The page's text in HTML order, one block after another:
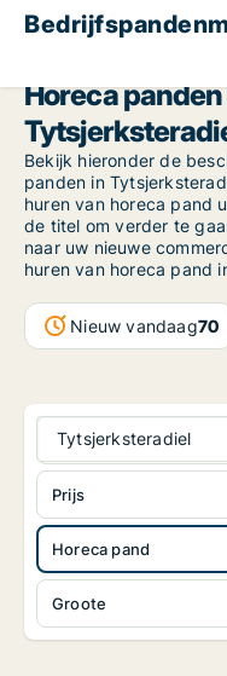
Horeca
Bekijk hieronder de
panden in
huren van horeca pand
de titel om verder te
naar uw nieuwe
huren van horeca pand
Nieuw vandaag70
Tytsjerksteradiel
Horeca pand
Groote
Prijs